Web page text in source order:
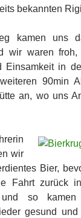
bekannten
kamen uns
wir waren
Einsamkeit in
90min
an, wo uns
wir
Bier,
Fahrt zurück
und so
gesund